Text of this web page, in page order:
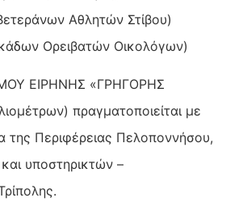
Αθλητών Στίβου)
Ορειβατών Οικολόγων)
ΕΙΡΗΝΗΣ «ΓΡΗΓΟΡΗΣ
πραγματοποιείται με
της Περιφέρειας Πελοποννήσου,
υποστηρικτών –